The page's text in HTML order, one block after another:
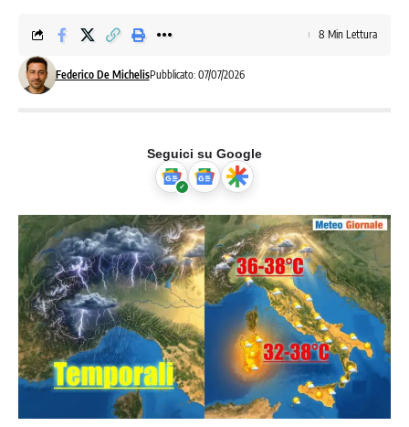
Federico De MichelisPubblicato: 07/07/2026
8 Min Lettura
Seguici su Google